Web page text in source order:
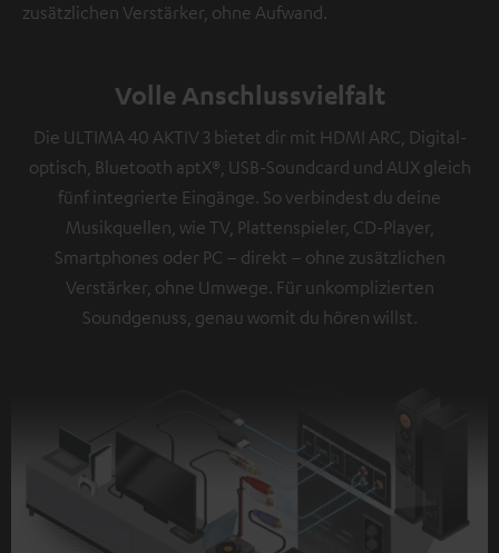
zusätzlichen Verstärker, ohne Aufwand.
Volle Anschlussvielfalt
Die ULTIMA 40 AKTIV 3 bietet dir mit HDMI ARC, Digital-
optisch, Bluetooth aptX®, USB-Soundcard und AUX gleich
fünf integrierte Eingänge. So verbindest du deine
Musikquellen, wie TV, Plattenspieler, CD-Player,
Smartphones oder PC – direkt – ohne zusätzlichen
Verstärker, ohne Umwege. Für unkomplizierten
Soundgenuss, genau womit du hören willst.